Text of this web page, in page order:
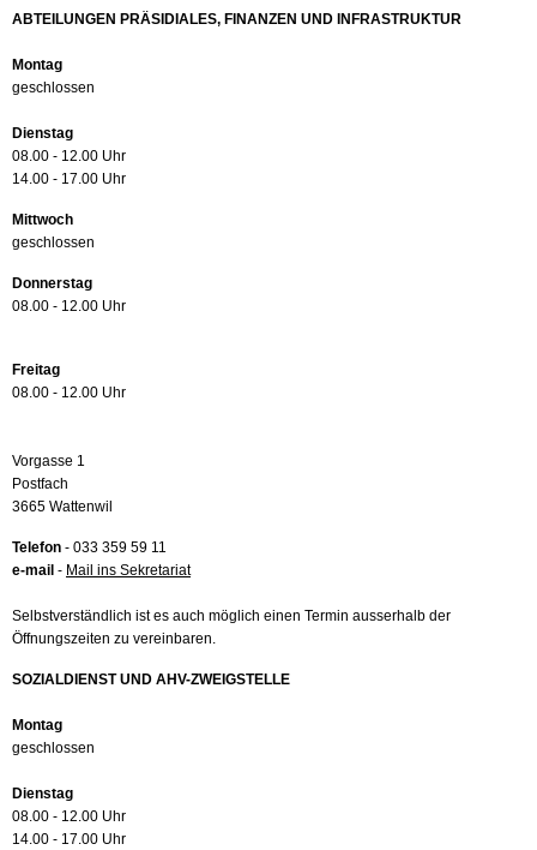
ABTEILUNGEN PRÄSIDIALES, FINANZEN UND INFRASTRUKTUR
Montag
geschlossen
Dienstag
08.00 - 12.00 Uhr
14.00 - 17.00 Uhr
Mittwoch
geschlossen
Donnerstag
08.00 - 12.00 Uhr
Freitag
08.00 - 12.00 Uhr
Vorgasse 1
Postfach
3665 Wattenwil
Telefon - 033 359 59 11
e-mail - Mail ins Sekretariat
Selbstverständlich ist es auch möglich einen Termin ausserhalb der
Öffnungszeiten zu vereinbaren.
SOZIALDIENST UND AHV-ZWEIGSTELLE
Montag
geschlossen
Dienstag
08.00 - 12.00 Uhr
14.00 - 17.00 Uhr